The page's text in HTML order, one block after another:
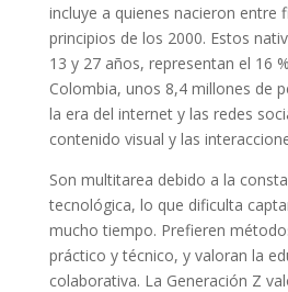
incluye a quienes nacieron entre
principios de los 2000. Estos
13 y 27 años, representan el 16
Colombia, unos 8,4 millones de
la era del internet y las redes
contenido visual y las
Son multitarea debido a la
tecnológica, lo que dificulta
mucho tiempo. Prefieren
práctico y técnico, y valoran la
colaborativa. La Generación Z